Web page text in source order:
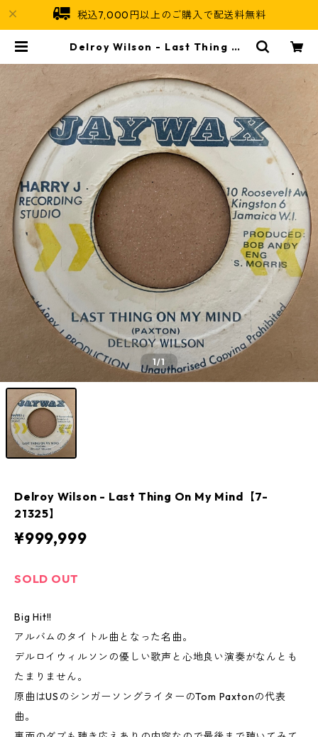
税込7,000円以上のご購入で配送料無料
Delroy Wilson - Last Thing On
n Soul
1/1
Delroy Wilson - Last Thing On My Mind【7-
21325】
¥999,999
SOLD OUT
Big Hit!!
アルバムのタイトル曲となった名曲。
デルロイウィルソンの優しい歌声と心地良い演奏がなんとも
たまりません。
原曲はUSのシンガーソングライターのTom Paxtonの代表
曲。